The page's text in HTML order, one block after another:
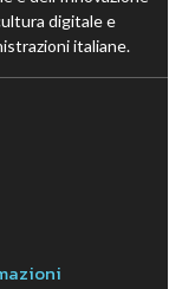
digitale e
italiane.